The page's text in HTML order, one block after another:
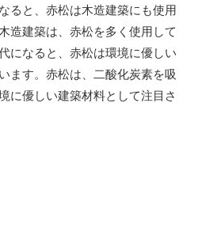
ると、赤松は木造建築にも使用
造建築は、赤松を多く使用して
になると、赤松は環境に優しい
ます。赤松は、二酸化炭素を吸
に優しい建築材料として注目さ